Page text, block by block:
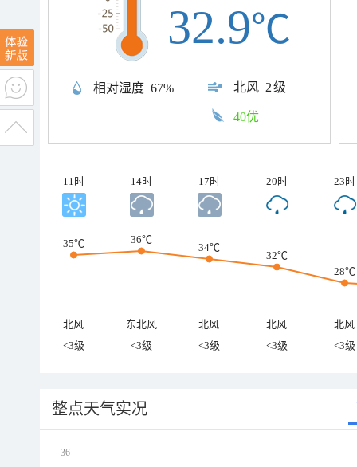
相对湿度 67% 北风 2级
32.9℃
40优
11时 14时 17时 20时 23时
35℃ 36℃
34℃
32℃
28℃
北风 东北风 北风 北风
北风
<3级
<3级 <3级 <3级 <3级
整点天气实况
36